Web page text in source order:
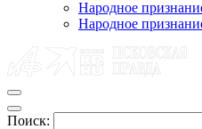
Народное
Народное
Поиск: